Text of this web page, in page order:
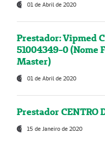
01 de Abril de 2020
Prestador: Vipmed
51004349-0 (Nome
Master)
01 de Abril de 2020
Prestador CENTRO
15 de Janeiro de 2020